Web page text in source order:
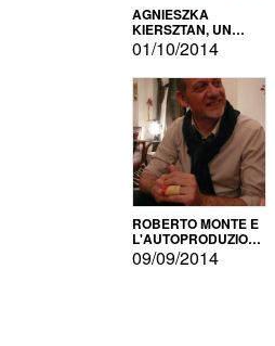
AGNIESZKA
KIERSZTAN, UN
MODELLO DI
AUTOPRODUZIONE
01/10/2014
ROBERTO MONTE E
L'AUTOPRODUZIONE
CON IL CENSIMENTO
09/09/2014